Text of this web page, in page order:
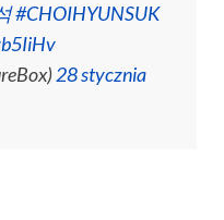
#CHOIHYUNSUK
28 stycznia